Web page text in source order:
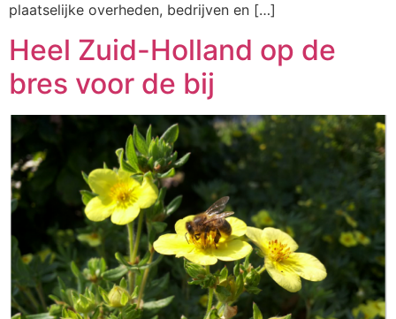
plaatselijke overheden, bedrijven en […]
Heel Zuid-Holland op de
bres voor de bij